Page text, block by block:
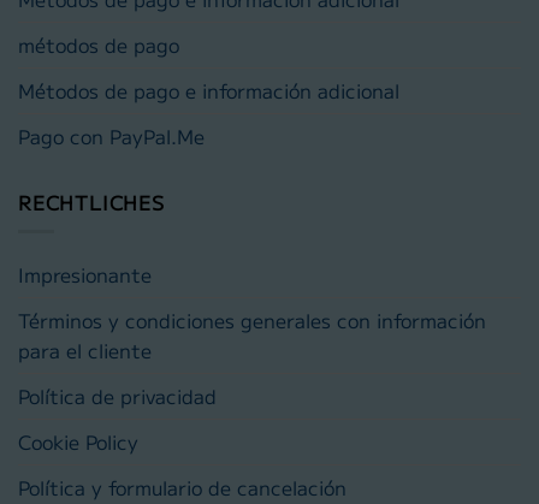
métodos de pago
Métodos de pago e información adicional
Pago con PayPal.Me
RECHTLICHES
Impresionante
Términos y condiciones generales con información
para el cliente
Política de privacidad
Cookie Policy
Política y formulario de cancelación